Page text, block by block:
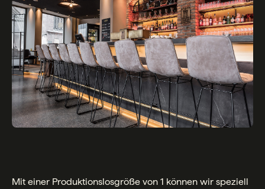
Mit einer Produktionslosgröße von 1 können wir speziell